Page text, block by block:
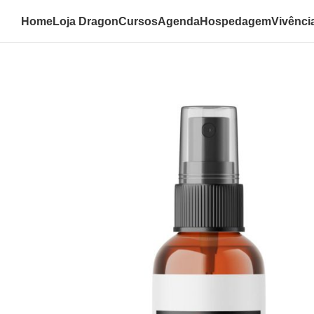
HomeLoja DragonCursosAgendaHospedagem